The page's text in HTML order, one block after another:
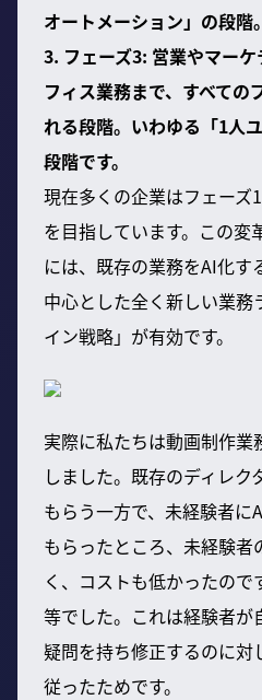
オートメーション」の段階。
3. フェーズ3: 営業やマー
フィス業務まで、すべての
れる段階。いわゆる「1人
段階です。
現在多くの企業はフェーズ
を目指しています。この変
には、既存の業務をAI化す
中心とした全く新しい業務
イン戦略」が有効です。
実際に私たちは動画制作
しました。既存のディレク
もらう一方で、未経験者に
もらったところ、未経験
く、コストも低かったので
等でした。これは経験者が
疑問を持ち修正するのに対
従ったためです。